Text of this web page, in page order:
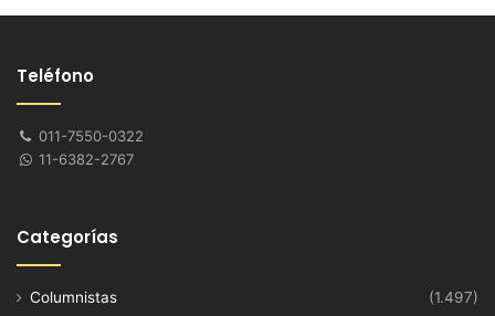
Teléfono
011-7550-0322
11-6382-2767
Categorías
Columnistas
(1.497)